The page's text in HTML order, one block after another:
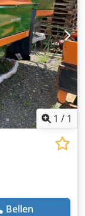
1 / 1
Bellen